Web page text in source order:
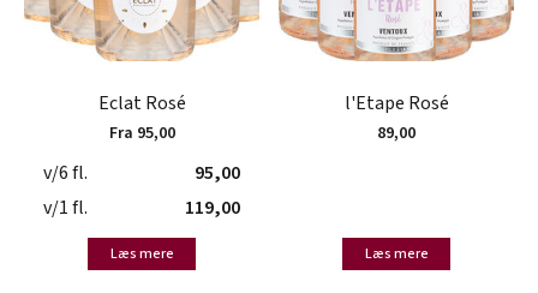
Eclat Rosé
Fra 95,00
v/6 fl.
95,00
v/1 fl.
119,00
Læs mere
l'Etape Rosé
89,00
Læs mere